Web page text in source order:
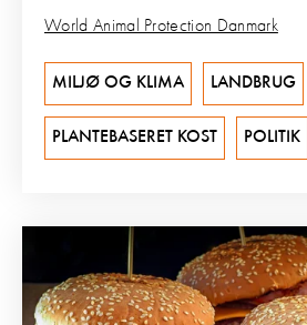
World Animal Protection Danmark
MILJØ OG KLIMA LANDBRUG
PLANTEBASERET KOST POLITIK